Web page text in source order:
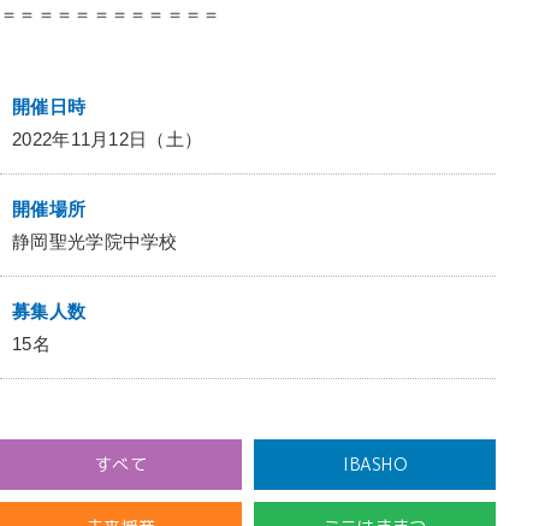
＝＝＝＝＝＝＝＝＝＝＝＝
開催日時
2022年11月12日（土）
開催場所
静岡聖光学院中学校
募集人数
15名
すべて IBASHO